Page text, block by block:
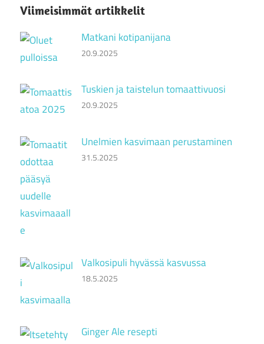
Viimeisimmät artikkelit
Matkani kotipanijana
20.9.2025
Tuskien ja taistelun tomaattivuosi
20.9.2025
Unelmien kasvimaan perustaminen
31.5.2025
Valkosipuli hyvässä kasvussa
18.5.2025
Ginger Ale resepti